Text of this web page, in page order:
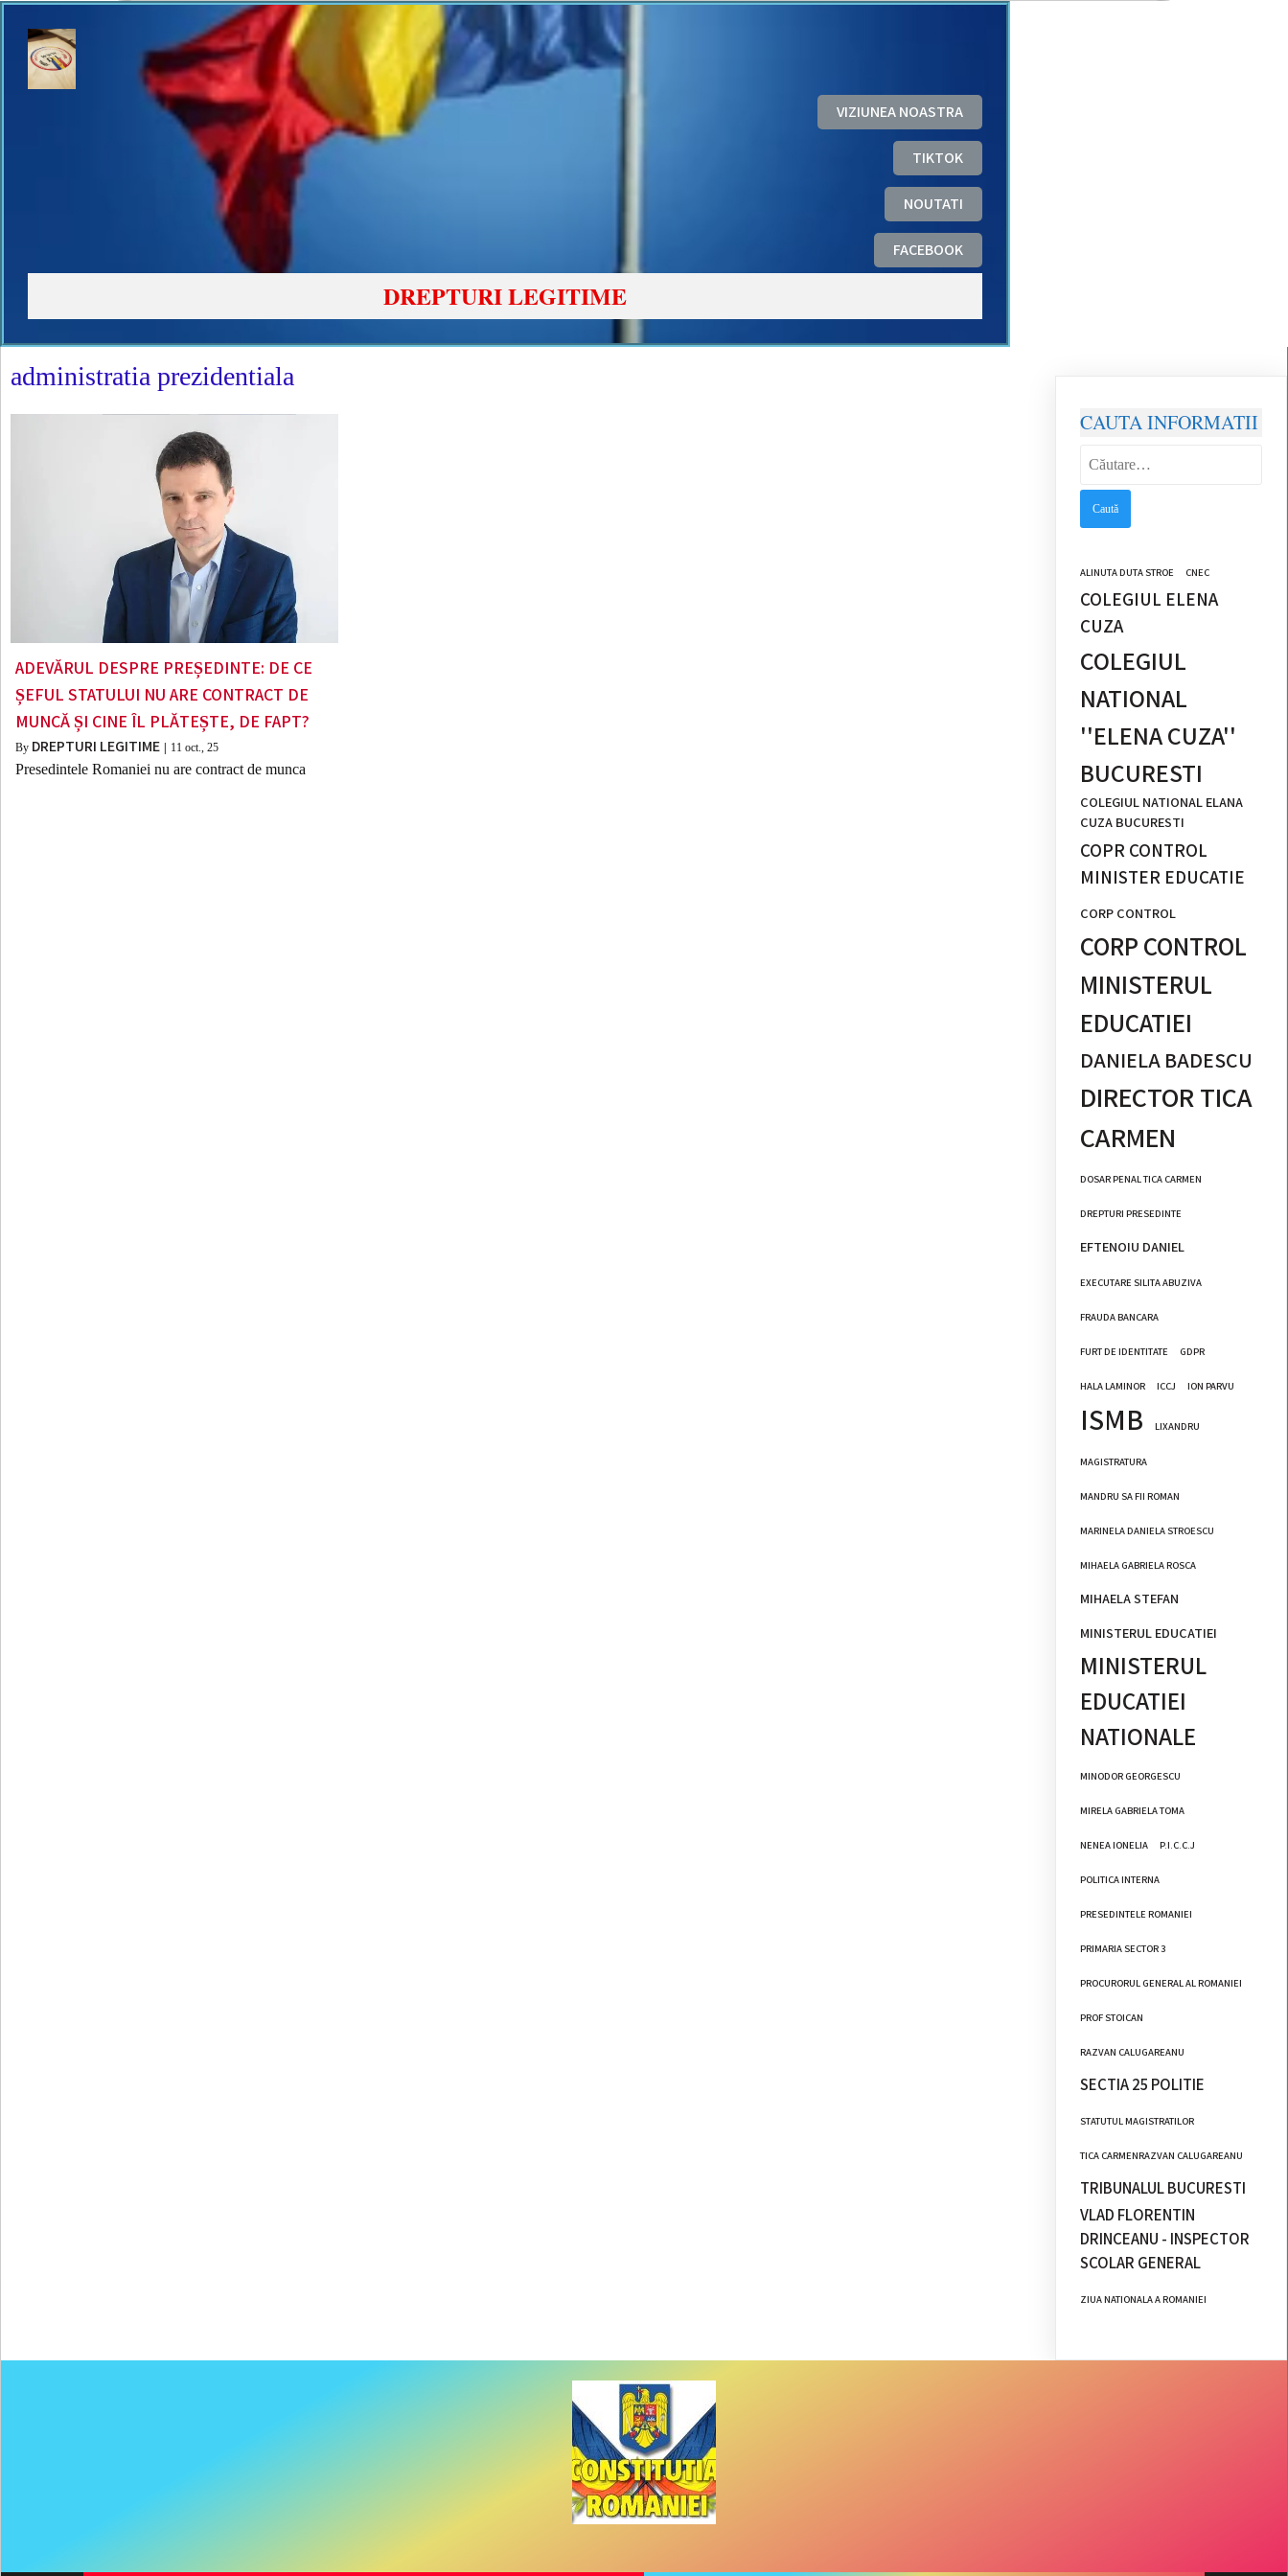
VIZIUNEA NOASTRA
TIKTOK
NOUTATI
FACEBOOK
DREPTURI LEGITIME
administratia prezidentiala
ADEVĂRUL DESPRE PREȘEDINTE: DE CE
ȘEFUL STATULUI NU ARE CONTRACT DE
MUNCĂ ȘI CINE ÎL PLĂTEȘTE, DE FAPT?
By DREPTURI LEGITIME 11 oct., 25
Presedintele Romaniei nu are contract de munca
CAUTA INFORMATII
ALINUTA DUTA STROE CNEC
COLEGIUL ELENA
CUZA
COLEGIUL
NATIONAL
''ELENA CUZA''
BUCURESTI
COLEGIUL NATIONAL ELANA
CUZA BUCURESTI
COPR CONTROL
MINISTER EDUCATIE
CORP CONTROL
CORP CONTROL
MINISTERUL
EDUCATIEI
DANIELA BADESCU
DIRECTOR TICA
CARMEN
DOSAR PENAL TICA CARMEN
DREPTURI PRESEDINTE
EFTENOIU DANIEL
EXECUTARE SILITA ABUZIVA
FRAUDA BANCARA
FURT DE IDENTITATE GDPR
HALA LAMINOR ICCJ ION PARVU
ISMB LIXANDRU
MAGISTRATURA
MANDRU SA FII ROMAN
MARINELA DANIELA STROESCU
MIHAELA GABRIELA ROSCA
MIHAELA STEFAN
MINISTERUL EDUCATIEI
MINISTERUL
EDUCATIEI
NATIONALE
MINODOR GEORGESCU
MIRELA GABRIELA TOMA
NENEA IONELIA P.I.C.C.J
POLITICA INTERNA
PRESEDINTELE ROMANIEI
PRIMARIA SECTOR 3
PROCURORUL GENERAL AL ROMANIEI
PROF STOICAN
RAZVAN CALUGAREANU
SECTIA 25 POLITIE
STATUTUL MAGISTRATILOR
TICA CARMENRAZVAN CALUGAREANU
TRIBUNALUL BUCURESTI
VLAD FLORENTIN
DRINCEANU - INSPECTOR
SCOLAR GENERAL
ZIUA NATIONALA A ROMANIEI